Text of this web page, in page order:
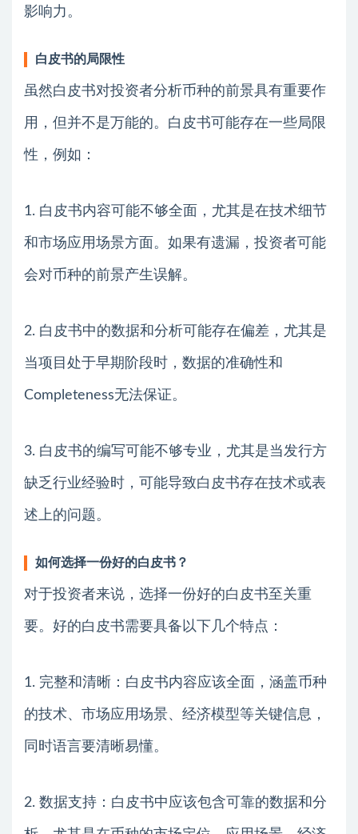
影响力。
白皮书的局限性
虽然白皮书对投资者分析币种的前景具有重要作
用，但并不是万能的。白皮书可能存在一些局限
性，例如：
1. 白皮书内容可能不够全面，尤其是在技术细节
和市场应用场景方面。如果有遗漏，投资者可能
会对币种的前景产生误解。
2. 白皮书中的数据和分析可能存在偏差，尤其是
当项目处于早期阶段时，数据的准确性和
Completeness无法保证。
3. 白皮书的编写可能不够专业，尤其是当发行方
缺乏行业经验时，可能导致白皮书存在技术或表
述上的问题。
如何选择一份好的白皮书？
对于投资者来说，选择一份好的白皮书至关重
要。好的白皮书需要具备以下几个特点：
1. 完整和清晰：白皮书内容应该全面，涵盖币种
的技术、市场应用场景、经济模型等关键信息，
同时语言要清晰易懂。
2. 数据支持：白皮书中应该包含可靠的数据和分